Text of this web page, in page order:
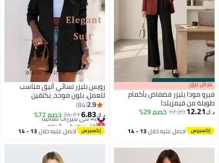
00m:00s
·باقي 100% عرض برق
فيرو مودا بليزر فضفاض بأكمام
طويلة من فيمزيلدا
د.ك‏12.21
17.20خصم 29%
احصل عليه خلال 13 - 14
رويس بليزر نسائي أنيق مناسب
للعمل، بلون موحد، بكتفين
مستقيمين وقصة ضيقة، بدلة
كلاسيكية بياقة عريضة وأزرار
أمامية، جاكيت مزود بوسادات كتف،
أسود
2.9
84
د.ك‏6.83
24.71خصم 72% #2 في بليزرات نسائية
أقل سعر في 7 يوم
#2 في بليزرات نسائية احصل عليه خلال 13 - 14